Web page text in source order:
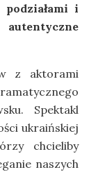
i
z aktorami
Spektakl
ukraińskiej
chcieliby
naszych